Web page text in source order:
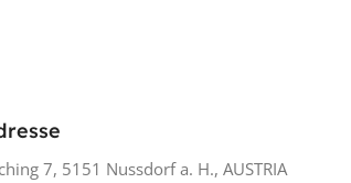
7, 5151 Nussdorf a. H., AUSTRIA